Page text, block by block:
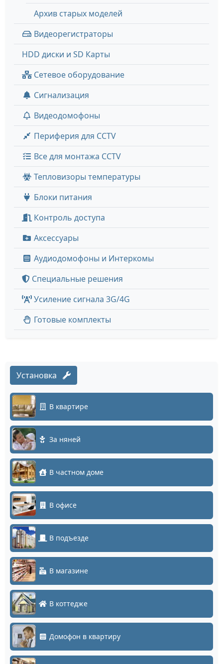
Архив старых моделей
Видеорегистраторы
HDD диски и SD Карты
Сетевое оборудование
Сигнализация
Видеодомофоны
Периферия для CCTV
Все для монтажа CCTV
Тепловизоры температуры
Блоки питания
Контроль доступа
Аксессуары
Аудиодомофоны и Интеркомы
Специальные решения
Усиление сигнала 3G/4G
Готовые комплекты
Установка
В квартире
За няней
В частном доме
В офисе
В подъезде
В магазине
В коттедже
Домофон в квартиру